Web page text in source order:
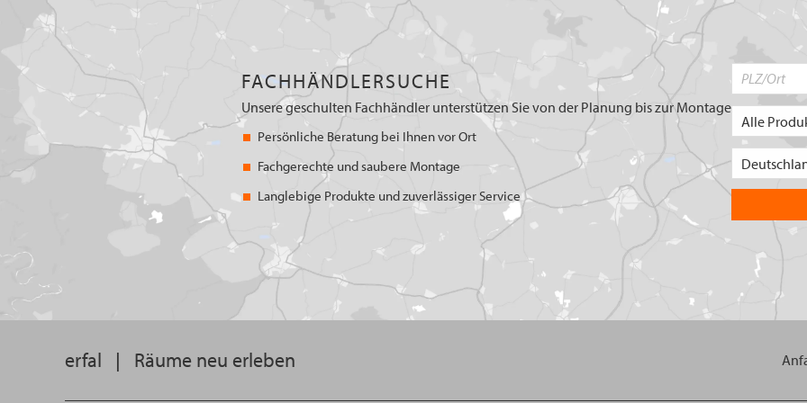
FACHHÄNDLERSUCHE
Unsere geschulten Fachhändler unterstützen Sie von der Planung bis zur Montage
Persönliche Beratung bei Ihnen vor Ort
Fachgerechte und saubere Montage
Langlebige Produkte und zuverlässiger Service
erfal | Räume neu erleben